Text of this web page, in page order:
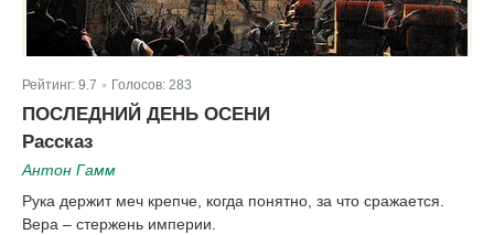
Рейтинг: 9.7 Голосов: 283
ПОСЛЕДНИЙ ДЕНЬ ОСЕНИ
Рассказ
Антон Гамм
Рука держит меч крепче, когда понятно, за что сражается.
Вера – стержень империи.